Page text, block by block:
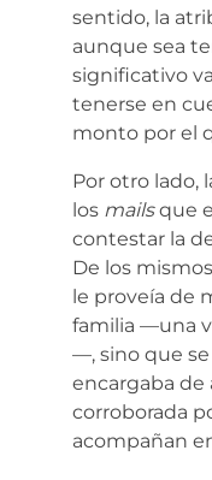
sentido, la
aunque sea
significativo
tenerse en
monto por el
Por otro lado,
los mailsque
contestar la
De los
le proveía de
familia —una
—, sino que
encargaba de
corroborada
acompañan